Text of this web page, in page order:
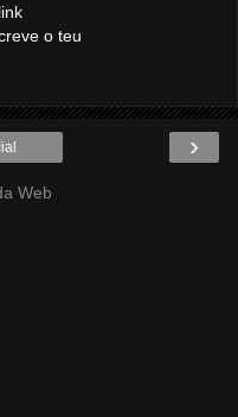
o teu
›
Web